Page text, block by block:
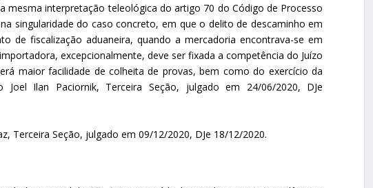
mesma interpretação teleológica do artigo 70 do Código de Processo
singularidade do caso concreto, em que o delito de descaminho em
de fiscalização aduaneira, quando a mercadoria encontrava-se em
excepcionalmente, deve ser fixada a competência do Juízo
maior facilidade de colheita de provas, bem como do exercício da
Joel Ilan Paciornik, Terceira Seção, julgado em 24/06/2020, DJe
Terceira Seção, julgado em 09/12/2020, DJe 18/12/2020.